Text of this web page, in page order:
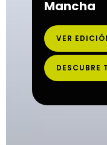
Mancha
VER
DESCUBRE